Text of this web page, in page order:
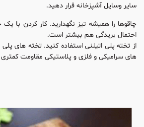
سایر وسایل آشپزخانه قرار دهید.
چاقوها را همیشه تیز نگهدارید. کار کردن با
احتمال بریدگی هم بیشتر است.
از تخته پلی اتیلنی استفاده کنید. تخته های
های سرامیکی و فلزی و پلاستیکی مقاومت کمتری